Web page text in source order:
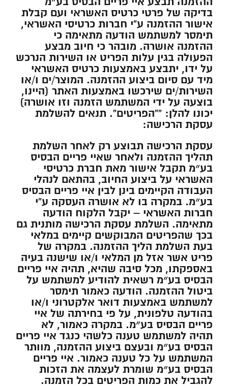
בדיקה של פרטי כרטיס האשראי ועם קבלת
אישור ההזמנה ע”י חברות כרטיסי האשראי,
תימסר למשתמש הודעה מתאימה כי
ההזמנה אושרה. מובהר כי חיוב מבצע
הפעולה בגין עלות הפריט או השירות הנרכש
על ידו, יתבצע באמצעות כרטיס האשראי
מיד עם סיום ביצוע ההזמנה. המוצר/ים ו/או
השירות/ים שירכשו באמצעות האתר (היינו,
בוצעה על ידי המשתמש הזמנה וזו אושרה)
יכונו להלן: “”הפריטים”. תנאים להשלמת
עסקת הרכישה:
עסקת הרכישה תבוצע רק לאחר השלמת
תהליך ההזמנה ולאחר שאיי פריים הבסיס
בע״מ תקבל אישור מאת חברת כרטיסי
האשראי על ביצוע החיוב, בהתאם לנהלי
העבודה הקיימים בינן לבין איי פריים הבסיס
בע״מ. במקרה בו לא אושרה העסקה ע”י
חברות האשראי – יקבל הלקוח הודעה
מתאימה. השלמת עסקת הרכישה מותנית גם
בכך שהפריטים המבוקשים קיימים במלאי
בעת השלמת הליך ההזמנה. במקרה של
פריט אשר אזל מן המלאי ו/או שישנה בעיה
באספקתו, מכל סיבה שהיא, תהיה איי פריים
הבסיס בע״מ רשאית להודיע למשתמש על
ביטול ההזמנה. הודעה כאמור תימסר
למשתמש באמצעות דואר אלקטרוני ו/או
בהודעה טלפונית, על פי בחירתה של איי
פריים הבסיס בע״מ. במקרה כאמור, לא
תהיה למשתמש טענה כלשהי כנגד איי פריים
הבסיס בע״מ ובעצם ביצוע ההזמנה, מוותר
המשתמש על כל טענה כאמור. איי פריים
הבסיס בע״מ שומרת לעצמה את הזכות
להגביל את כמות הפריטים בכל הזמנה.